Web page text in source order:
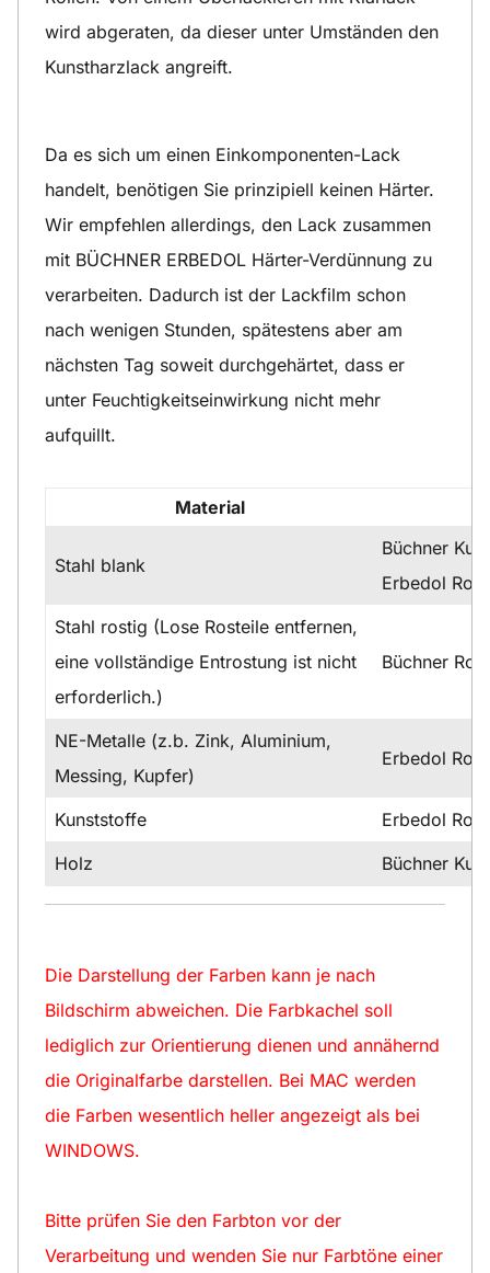
wird abgeraten, da dieser unter Umständen den
Kunstharzlack angreift.
Da es sich um einen Einkomponenten-Lack
handelt, benötigen Sie prinzipiell keinen Härter.
Wir empfehlen allerdings, den Lack zusammen
mit BÜCHNER ERBEDOL Härter-Verdünnung zu
verarbeiten. Dadurch ist der Lackfilm schon
nach wenigen Stunden, spätestens aber am
nächsten Tag soweit durchgehärtet, dass er
unter Feuchtigkeitseinwirkung nicht mehr
aufquillt.
Material
Stahl blank
Büchner
Erbedol
Stahl rostig (Lose Rosteile entfernen,
eine vollständige Entrostung ist nicht
erforderlich.)
Büchner
NE-Metalle (z.b. Zink, Aluminium,
Messing, Kupfer)
Erbedol
Kunststoffe
Erbedol
Holz
Büchner
Die Darstellung der Farben kann je nach
Bildschirm abweichen. Die Farbkachel soll
lediglich zur Orientierung dienen und annähernd
die Originalfarbe darstellen. Bei MAC werden
die Farben wesentlich heller angezeigt als bei
WINDOWS.
Bitte prüfen Sie den Farbton vor der
Verarbeitung und wenden Sie nur Farbtöne einer